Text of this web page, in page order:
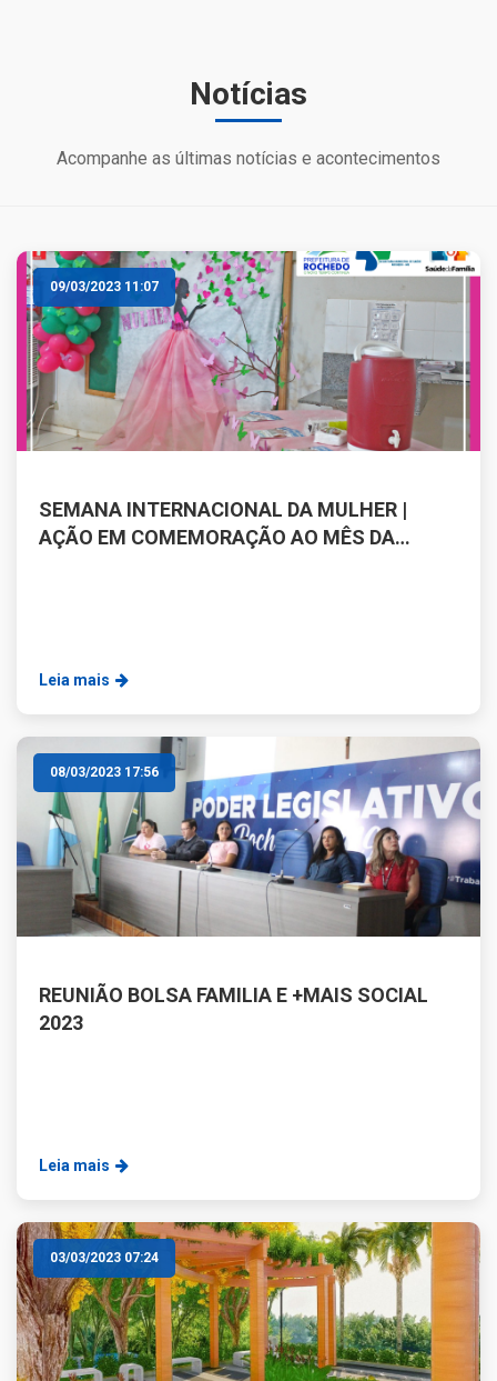
Notícias
Acompanhe as últimas notícias e acontecimentos
09/03/2023 11:07
SEMANA INTERNACIONAL DA MULHER |
AÇÃO EM COMEMORAÇÃO AO MÊS DA
Leia mais
08/03/2023 17:56
REUNIÃO BOLSA FAMILIA E +MAIS SOCIAL
2023
Leia mais
03/03/2023 07:24